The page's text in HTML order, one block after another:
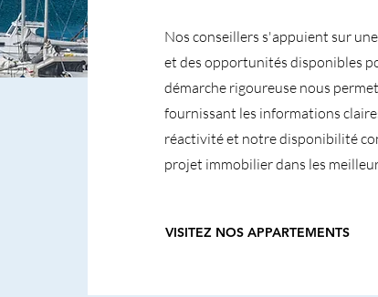
Nos conseillers s'appuient sur
et des opportunités disponibles
démarche rigoureuse nous
fournissant les informations
réactivité et notre disponibilité
projet immobilier dans les
VISITEZ NOS APPARTEMENTS